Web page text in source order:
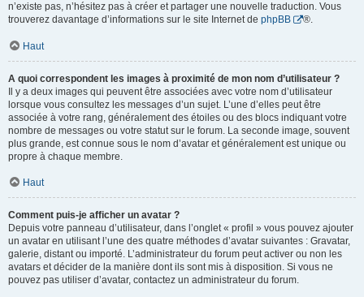
n’existe pas, n’hésitez pas à créer et partager une nouvelle traduction. Vous
trouverez davantage d’informations sur le site Internet de phpBB ®.
Haut
A quoi correspondent les images à proximité de mon nom d’utilisateur ?
Il y a deux images qui peuvent être associées avec votre nom d’utilisateur
lorsque vous consultez les messages d’un sujet. L’une d’elles peut être
associée à votre rang, généralement des étoiles ou des blocs indiquant votre
nombre de messages ou votre statut sur le forum. La seconde image, souvent
plus grande, est connue sous le nom d’avatar et généralement est unique ou
propre à chaque membre.
Haut
Comment puis-je afficher un avatar ?
Depuis votre panneau d’utilisateur, dans l’onglet « profil » vous pouvez ajouter
un avatar en utilisant l’une des quatre méthodes d’avatar suivantes : Gravatar,
galerie, distant ou importé. L’administrateur du forum peut activer ou non les
avatars et décider de la manière dont ils sont mis à disposition. Si vous ne
pouvez pas utiliser d’avatar, contactez un administrateur du forum.